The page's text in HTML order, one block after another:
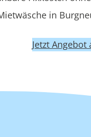
in
Jetzt Angebot